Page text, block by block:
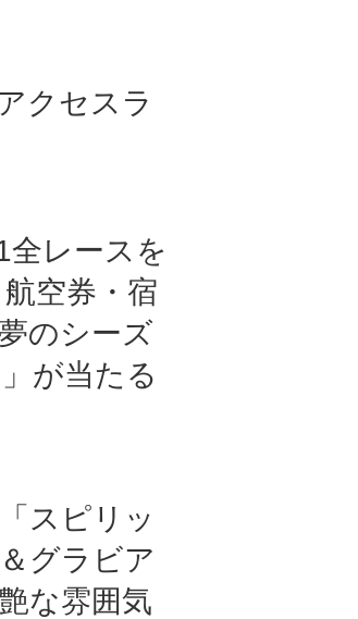
クセスラ
全レースを
空券・宿
のシーズ
が当たる
スピリッ
グラビア
な雰囲気